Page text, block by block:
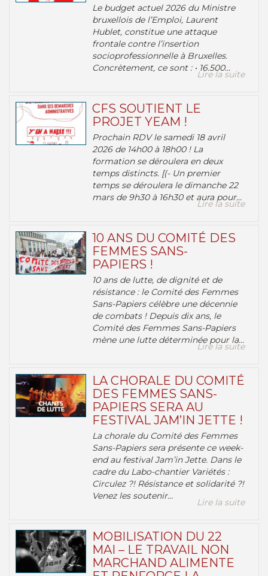
Le budget actuel 2026 du Ministre
bruxellois de l’Emploi, Laurent
Hublet, constitue une attaque
frontale contre l’insertion
socioprofessionnelle à Bruxelles.
Concrètement, ce sont : • 16.500...
Lire la suite
CFS SOUTIENT LE
PROJET YEAM !
Prochain RDV le samedi 18 avril
2026 de 14h00 à 18h00 ! La
formation se déroulera en deux
temps distincts. [(- Un premier
temps se déroulera le dimanche 22
mars de 9h30 à 16h30 et aura pour...
Lire la suite
10 ANS DU COMITÉ DES
FEMMES SANS-
PAPIERS !
10 ans de lutte, de dignité et de
résistance : le Comité des Femmes
Sans-Papiers célèbre une décennie
de combats ! Depuis dix ans, le
Comité des Femmes Sans-Papiers
mène une lutte déterminée pour la...
Lire la suite
LA CHORALE DU COMITÉ
DES FEMMES SANS-
PAPIERS SERA AU
FESTIVAL JAM’IN JETTE !
La chorale du Comité des Femmes
Sans-Papiers sera présente ce week-
end au festival Jam’in Jette. Dans le
cadre du Labo-chantier Variétés :
Circulez ?! Résistance et solidarité ?!
Venez les soutenir...
Lire la suite
MOBILISATION DU 22
MAI – LE TRAVAIL NON
MARCHAND ALIMENTE